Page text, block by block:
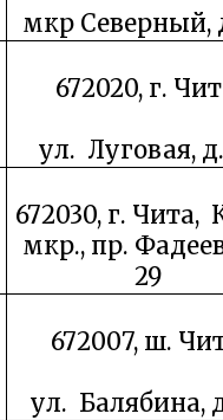
мкр Северный,
672020, г.
ул. Луговая,
672030, г. Чита,
мкр., пр.
29
672007, ш.
ул. Балябина,